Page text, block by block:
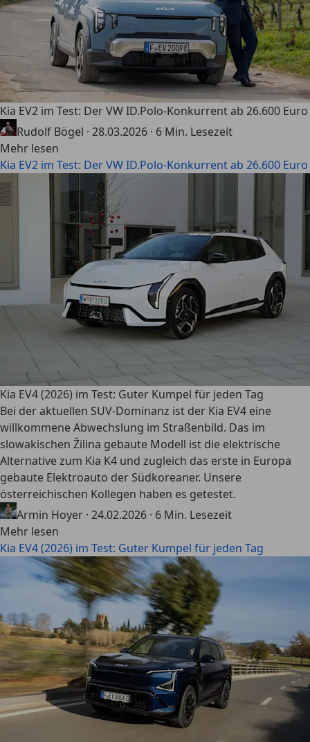
Kia EV2 im Test: Der VW ID.Polo-Konkurrent ab 26.600 Euro
Rudolf Bögel · 28.03.2026 · 6 Min. Lesezeit
Mehr lesen
Kia EV2 im Test: Der VW ID.Polo-Konkurrent ab 26.600 Euro
Kia EV4 (2026) im Test: Guter Kumpel für jeden Tag
Bei der aktuellen SUV-Dominanz ist der Kia EV4 eine
willkommene Abwechslung im Straßenbild. Das im
slowakischen Žilina gebaute Modell ist die elektrische
Alternative zum Kia K4 und zugleich das erste in Europa
gebaute Elektroauto der Südkoreaner. Unsere
österreichischen Kollegen haben es getestet.
Armin Hoyer · 24.02.2026 · 6 Min. Lesezeit
Mehr lesen
Kia EV4 (2026) im Test: Guter Kumpel für jeden Tag